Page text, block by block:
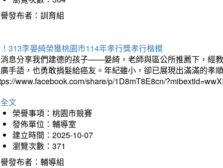
發布者：訓育組
313李晏綺榮獲桃園市114年孝行獎孝行楷模
息分享我們建德的孩子——晏綺，老師與區公所推薦下，經
手語，也勇敢捐髮給癌友。年紀雖小，卻已展現出滿滿的孝
www.facebook.com/share/p/1D8mT8E8cn/
文
榮譽事項：桃園市競賽
發佈單位：輔導室
建立時間：2025-10-07
瀏覽次數：371
發布者：輔導組